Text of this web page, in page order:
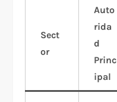
Sect
or
Auto
rida
d
Princ
ipal